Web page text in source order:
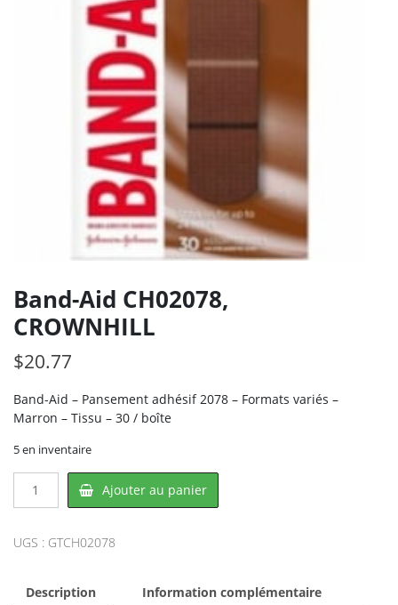
Band-Aid CH02078,
CROWNHILL
$20.77
Band-Aid – Pansement adhésif 2078 – Formats variés –
Marron – Tissu – 30 / boîte
5 en inventaire
Aid
Ajouter au panier
UGS : GTCH02078
Description Information complémentaire